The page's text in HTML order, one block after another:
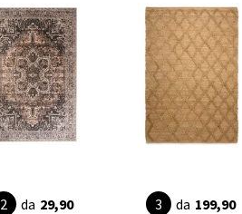
da 29,90 da 199,90